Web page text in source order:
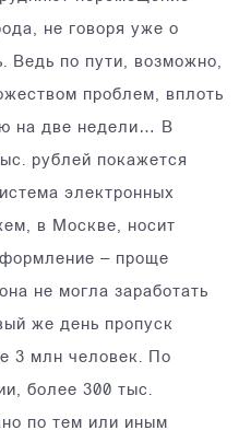
не говоря уже о
Ведь по пути, возможно,
проблем, вплоть
на две недели… В
рублей покажется
электронных
в Москве, носит
– проще
не могла заработать
же день пропуск
3 млн человек. По
более 300 тыс.
по тем или иным